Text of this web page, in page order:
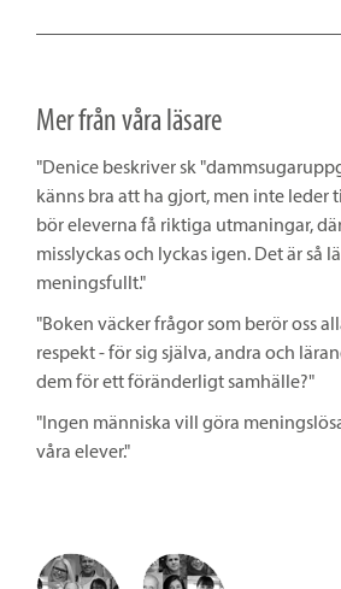
Mer från våra läsare
"Denice beskriver sk
känns bra att ha gjort, men inte leder
bör eleverna få riktiga utmaningar,
misslyckas och lyckas igen. Det är så
meningsfullt."
"Boken väcker frågor som berör oss
respekt - för sig själva, andra och
dem för ett föränderligt samhälle?"
"Ingen människa vill göra
våra elever."